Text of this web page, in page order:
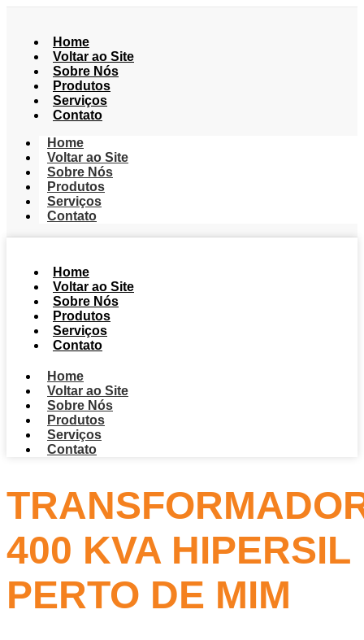
Home
Voltar ao Site
Sobre Nós
Produtos
Serviços
Contato
Home
Voltar ao Site
Sobre Nós
Produtos
Serviços
Contato
Home
Voltar ao Site
Sobre Nós
Produtos
Serviços
Contato
Home
Voltar ao Site
Sobre Nós
Produtos
Serviços
Contato
400 KVA HIPERSIL
PERTO DE MIM